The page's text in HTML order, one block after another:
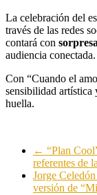
La celebración del
través de las redes
contará con
audiencia conectada.
Con “Cuando el
sensibilidad artística
huella.
← “Plan
referentes de
Jorge
versión de